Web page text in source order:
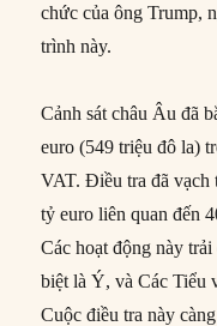
chức của ông Trump,
trình này.
Cảnh sát châu Âu đã
euro (549 triệu đô la)
VAT. Điều tra đã vạch
tỷ euro liên quan đến
Các hoạt động này
biệt là Ý, và Các Tiểu
Cuộc điều tra này